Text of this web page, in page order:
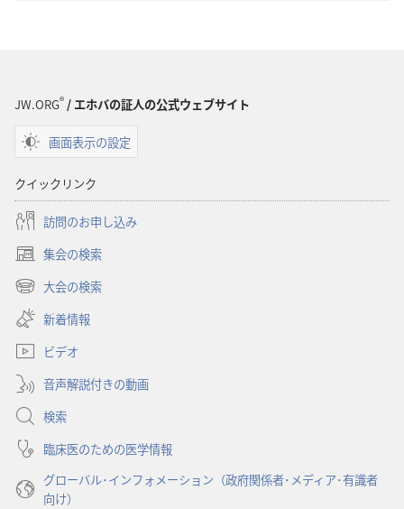
JW.ORG®/ エホバの証人の公式ウェブサイト
画面表示の設定
クイックリンク
訪問のお申し込み
集会の検索
（新
し
タ
で
開
く）
大会の検索
（新
し
い
タ
ブ
で
開
く）
新着情報
ビデオ
音声解説付きの動画
検索
臨床医のための医学情報
グローバル･インフォメーション（政府関係者･メディア･有識者
向け）